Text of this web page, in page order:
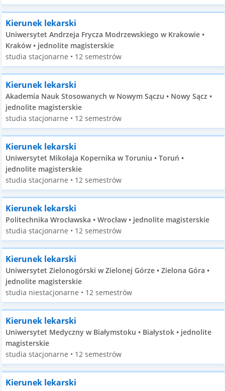
Kierunek lekarski
Uniwersytet Andrzeja Frycza Modrzewskiego w Krakowie •
Kraków • jednolite magisterskie
studia stacjonarne • 12 semestrów
Kierunek lekarski
Akademia Nauk Stosowanych w Nowym Sączu • Nowy Sącz •
jednolite magisterskie
studia stacjonarne • 12 semestrów
Kierunek lekarski
Uniwersytet Mikołaja Kopernika w Toruniu • Toruń •
jednolite magisterskie
studia stacjonarne • 12 semestrów
Kierunek lekarski
Politechnika Wrocławska • Wrocław • jednolite magisterskie
studia stacjonarne • 12 semestrów
Kierunek lekarski
Uniwersytet Zielonogórski w Zielonej Górze • Zielona Góra •
jednolite magisterskie
studia niestacjonarne • 12 semestrów
Kierunek lekarski
Uniwersytet Medyczny w Białymstoku • Białystok • jednolite
magisterskie
studia stacjonarne • 12 semestrów
Kierunek lekarski